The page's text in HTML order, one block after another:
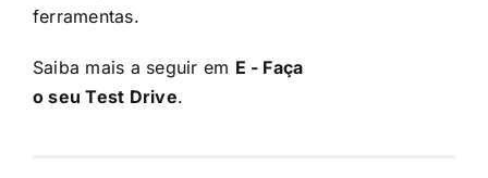
ferramentas.
Saiba mais a seguir em E - Faça
o seu Test Drive.